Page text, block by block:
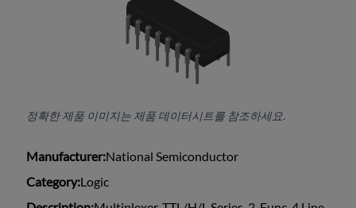
정확한 제품 이미지는 제품 데이터시트를 참조하세요.
Manufacturer:National Semiconductor
Category:Logic